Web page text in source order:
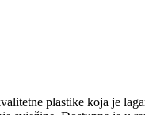
plastike koja je